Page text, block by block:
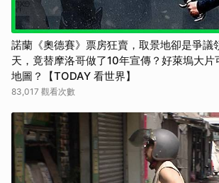
諾蘭《奧德賽》票房狂賣，取景地卻是爭議
天，竟替摩洛哥做了10年宣傳？好萊塢大片
地圖？【TODAY 看世界】
83,017 觀看次數